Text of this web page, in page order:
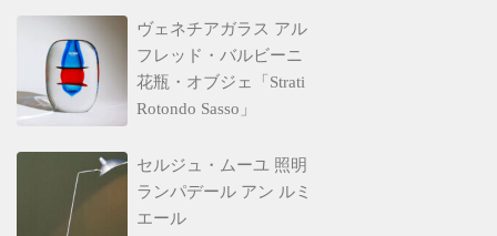
ヴェネチアガラス アル
フレッド・バルビーニ
花瓶・オブジェ「Strati
Rotondo Sasso」
セルジュ・ムーユ 照明
ランパデール アン ルミ
エール